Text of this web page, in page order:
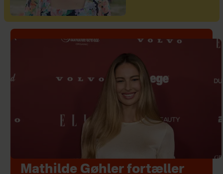
Mathilde Gøhler fortæller